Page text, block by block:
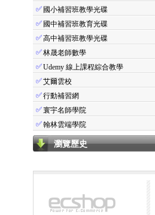
✅ 國小補習班教學光碟
✅ 國中補習班教育光碟
✅高中補習班教學光碟
✅林晟老師數學
✅Udemy 線上課程綜合教學
✅艾爾雲校
✅行動補習網
✅寰宇名師學院
✅翰林雲端學院
瀏覽歷史